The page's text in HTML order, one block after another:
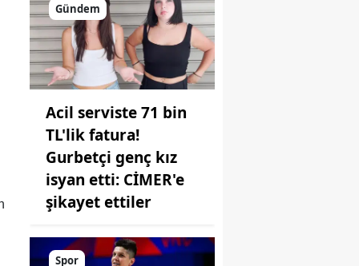
Gündem
Acil serviste 71 bin
TL'lik fatura!
Gurbetçi genç kız
isyan etti: CİMER'e
şikayet ettiler
Spor